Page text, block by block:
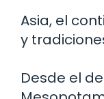
Asia, el
y
Desde el